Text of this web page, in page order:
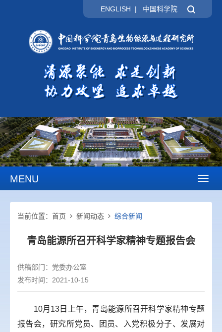
ENGLISH | 中国科学院
MENU
当前位置： 首页 新闻动态 综合新闻
青岛能源所召开科学家精神专题报告会
供稿部门： 党委办公室
发布时间：2021-10-15
10月13日上午，青岛能源所召开科学家精神专题
报告会，研究所党员、团员、入党积极分子、发展对